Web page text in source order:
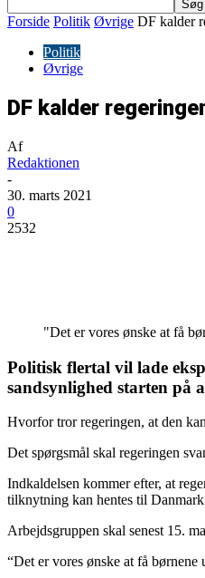
Forside Politik Øvrige DF kalder
Politik
Øvrige
DF kalder
Af
Redaktionen
-
30. marts 2021
0
2532
"Det er vores ønske at få
Politisk flertal vil lade
sandsynlighed starten på
Hvorfor tror regeringen, at den
Det spørgsmål skal regeringen
Indkaldelsen kommer efter, at
tilknytning kan hentes til
Arbejdsgruppen skal senest 15.
“Det er vores ønske at få